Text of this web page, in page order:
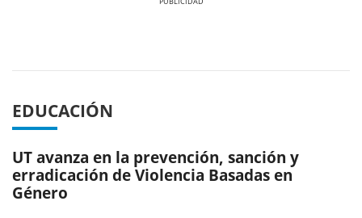
EDUCACIÓN
UT avanza en la prevención, sanción y
erradicación de Violencia Basadas en
Género